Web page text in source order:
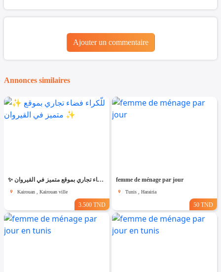
Ajouter un commentaire
Annonces similaires
✨ للّكراء فضاء تجاري بموقع متميز في القيروان ✨
Kairouan , Kairouan ville
3.500 TND
femme de ménage par jour
Tunis , Harairia
50 TND